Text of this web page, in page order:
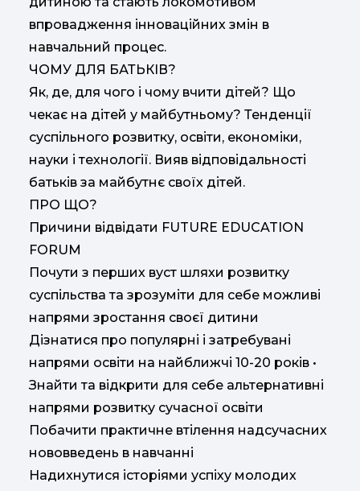
впровадження інноваційних змін в
навчальний процес.
ЧОМУ ДЛЯ БАТЬКІВ?
Як, де, для чого і чому вчити дітей? Що
чекає на дітей у майбутньому? Тенденції
суспільного розвитку, освіти, економіки,
науки і технології. Вияв відповідальності
батьків за майбутнє своїх дітей.
ПРО ЩО?
Причини відвідати FUTURE EDUCATION
FORUM
Почути з перших вуст шляхи розвитку
суспільства та зрозуміти для себе можливі
напрями зростання своєї дитини
Дізнатися про популярні і затребувані
напрями освіти на найближчі 10-20 років •
Знайти та відкрити для себе альтернативні
напрями розвитку сучасної освіти
Побачити практичне втілення надсучасних
нововведень в навчанні
Надихнутися історіями успіху молодих